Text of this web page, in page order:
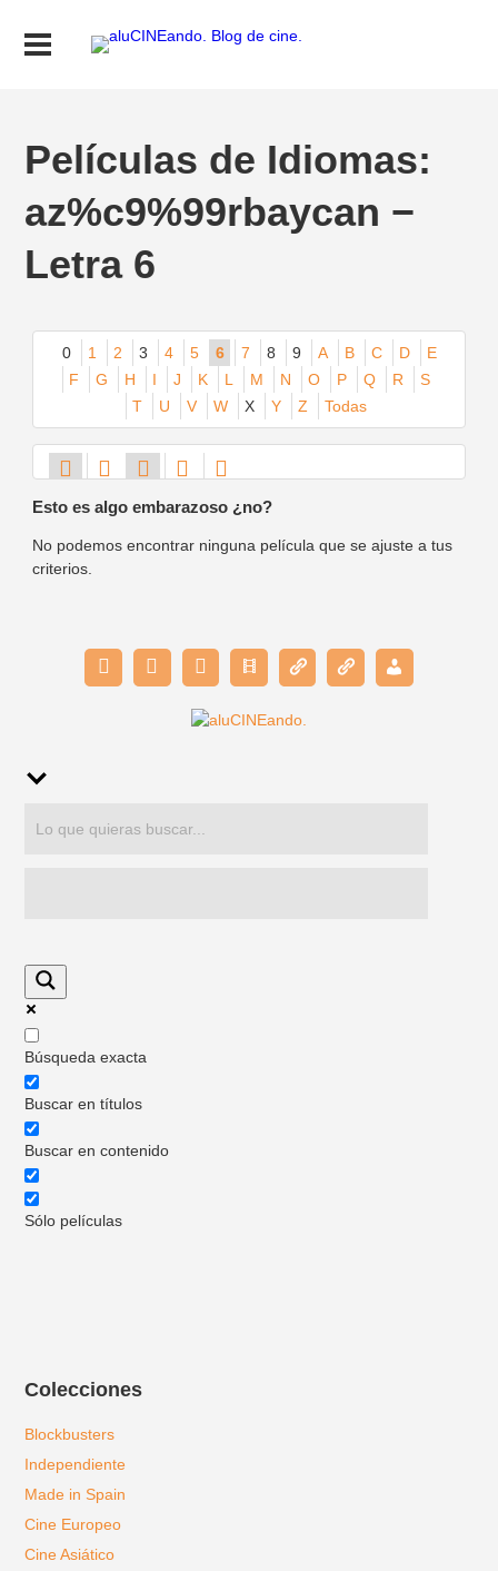
Películas de Idiomas:
az%c9%99rbaycan −
Letra 6
0 1 2 3 4 5 6 7 8 9 A B C D
E
F
G H I J K L M N O P Q R
S
T
U V W X Y Z Todas
Esto es algo embarazoso ¿no?
No podemos encontrar ninguna película que se ajuste a tus
criterios.
Búsqueda exacta
Buscar en títulos
Buscar en contenido
Sólo películas
Colecciones
Blockbusters
Independiente
Made in Spain
Cine Europeo
Cine Asiático